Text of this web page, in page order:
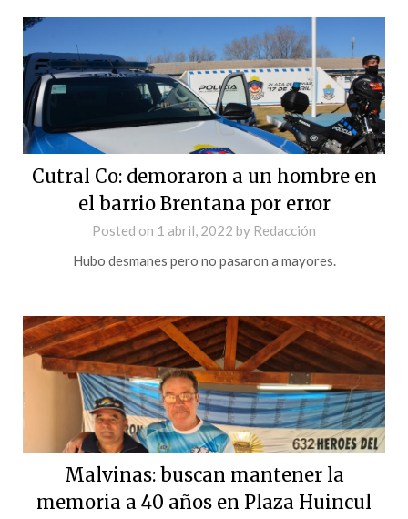
Cutral Co: demoraron a un hombre en
el barrio Brentana por error
Posted on 1 abril, 2022 by Redacción
Hubo desmanes pero no pasaron a mayores.
Malvinas: buscan mantener la
memoria a 40 años en Plaza Huincul